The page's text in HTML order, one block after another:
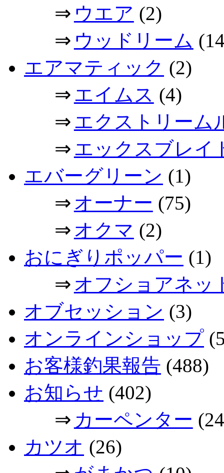
⇒ ウエア (2)
⇒ ウッドリーム
エアマティック (2)
⇒ エイムス (4)
⇒ エクストリーム
⇒ エックスブレイ
エバーグリーン (1)
⇒ オーナー (75)
⇒ オクマ (2)
おにぎりポッパー (1)
⇒ オフショアネッ
オブセッション (3)
オンラインショップ
お客様釣果報告 (488)
お知らせ (402)
⇒ カーペンター
カツオ (26)